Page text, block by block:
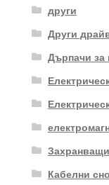
други
Други
Дърпачи за
Кабелни